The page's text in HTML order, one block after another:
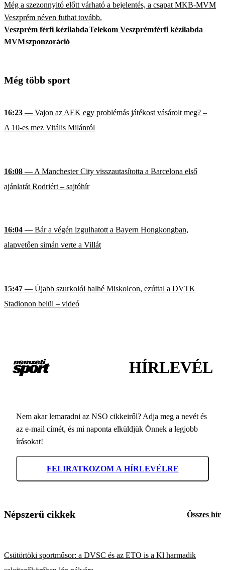
Még a szezonnyitó előtt várható a bejelentés, a csapat MKB-MVM
Veszprém néven futhat tovább.
Veszprém férfi kézilabdaTelekom Veszprémférfi kézilabda
MVMszponzoráció
Még több sport
16:23 — Vajon az AEK egy problémás játékost vásárolt meg? –
A 10-es mez Vitális Milánról
16:08 — A Manchester City visszautasította a Barcelona első
ajánlatát Rodriért – sajtóhír
16:04 — Bár a végén izgulhatott a Bayern Hongkongban,
alapvetően simán verte a Villát
15:47 — Újabb szurkolói balhé Miskolcon, ezúttal a DVTK
Stadionon belül – videó
HÍRLEVÉL
Nem akar lemaradni az NSO cikkeiről? Adja meg a nevét és
az e-mail címét, és mi naponta elküldjük Önnek a legjobb
írásokat!
FELIRATKOZOM A HÍRLEVÉLRE
Népszerű cikkek Összes hír
Csütörtöki sportműsor: a DVSC és az ETO is a Kl harmadik